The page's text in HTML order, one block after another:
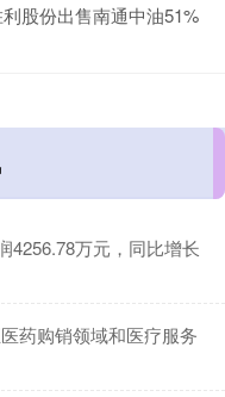
股份出售南通中油51%
4256.78万元，同比增长
药购销领域和医疗服务